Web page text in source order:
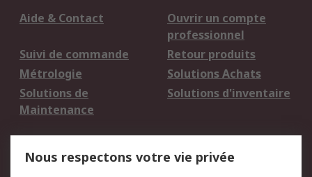
Aide & Contact
Ouvrir un compte
professionnel
Suivi de commande
Retour produits
Métrologie
Solutions Achats
Solutions de
Maintenance
Solutions d'inventaire
Nous respectons votre vie privée